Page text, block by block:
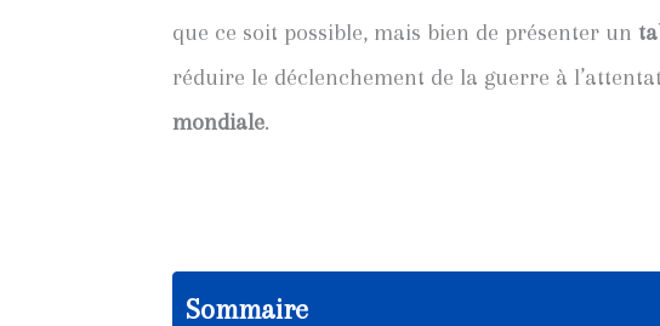
que ce soit possible, mais bien de présenter un
réduire le déclenchement de la guerre à
mondiale.
Sommaire